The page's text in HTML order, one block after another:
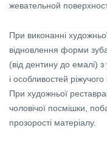
жевательной
При виконанні
відновлення форми
(від дентину до емалі)
і особливостей
При художньої
чоловічої посмішки,
прозорості матеріалу.